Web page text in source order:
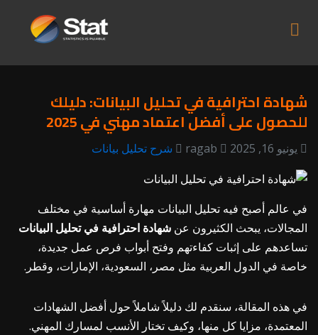
شهادة احترافية في تحليل البيانات: دليلك
للحصول على أفضل اعتماد مهني في 2025
يونيو 16, 2025 شرح تحليل بيانات
في عالم أصبح فيه تحليل البيانات مهارة أساسية في مختلف
المجالات، يبحث الكثيرون عن شهادة احترافية في تحليل البيانات
تساعدهم على إثبات كفاءتهم وفتح أبواب فرص عمل جديدة،
خاصة في الدول العربية مثل مصر، السعودية، الإمارات، وقطر.
في هذه المقالة، سنقدم لك دليلاً شاملاً حول أفضل الشهادات
المعتمدة، مزايا كل منها، وكيف تختار الأنسب لمسارك المهني.